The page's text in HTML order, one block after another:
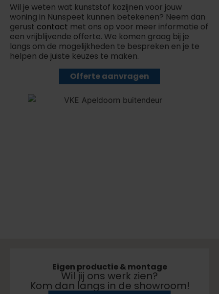
Wil je weten wat kunststof kozijnen voor jouw
woning in Nunspeet kunnen betekenen? Neem dan
gerust contact met ons op voor meer informatie of
een vrijblijvende offerte. We komen graag bij je
langs om de mogelijkheden te bespreken en je te
helpen de juiste keuzes te maken.
Offerte aanvragen
Eigen productie & montage
Wil jij ons werk zien?
Kom dan langs in de showroom!